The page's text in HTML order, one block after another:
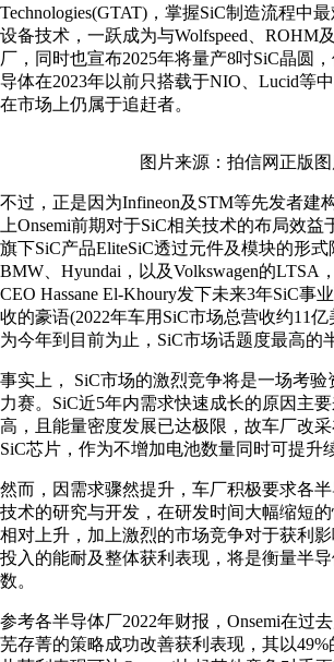
Technologies(GTAT)，掌握SiC制造流程中
设备技术，一跃成为与Wolfspeed、ROHM
厂，同时也宣布2025年将量产8吋SiC晶圆
导体在2023年以前只搭载于NIO、Lucid等
在市场上仍属于追赶者。
图片来源：拍信网正版
不过，正是因为Infineon及STM等先发者建
上Onsemi前期对于SiC相关技术的布局效益
旗下SiC产品EliteSiC透过元件及模块的形式
BMW、Hyundai，以及Volkswagen的LTSA
CEO Hassane El-Khoury发下未来3年SiC事
收的豪语(2022年车用SiC市场总营收约11亿
为今年到目前为止，SiC市场话题度最高的
事实上， SiC市场的激烈竞争将是一场考
力赛。SiC近5年内需求快速成长的原因主
高，且能量密度发展已达极限，故车厂改
SiC芯片，作为不增加电池数量同时可提升
然而，因需求骤然提升，车厂积极要求各
技术的研究与开发，在研发时间大幅缩短
相对上升，加上激烈的市场竞争对于获利
投入的能耐及整体获利表现，将是衡量半
数。
参考各半导体厂2022年财报，Onsemi在过
芜存菁的策略成功改善获利表现，其以49%